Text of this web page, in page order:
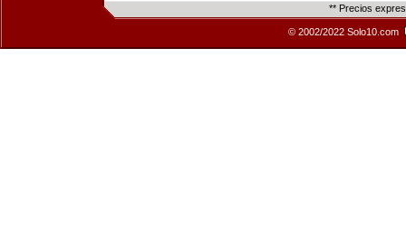
** Precios
© 2002/2022 Solo10.com